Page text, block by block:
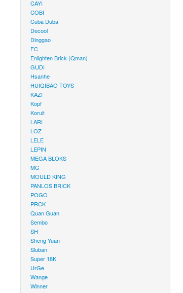
CAYI
COBI
Cuba Duba
Decool
Dinggao
FC
Enlighten Brick (Qman)
GUDI
Hsanhe
HUIQIBAO TOYS
KAZI
Kopf
Koruit
LARI
LOZ
LELE
LEPIN
MEGA BLOKS
MG
MOULD KING
PANLOS BRICK
POGO
PRCK
Quan Guan
Sembo
SH
Sheng Yuan
Sluban
Super 18K
UrGe
Wange
Winner